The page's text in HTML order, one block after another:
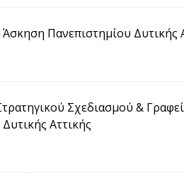
Πανεπιστημίου Δυτικής
Σχεδιασμού &
Αττικής